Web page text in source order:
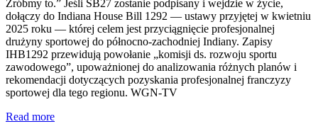
Zróbmy to.” Jeśli SB27 zostanie podpisany i wejdzie w życie,
dołączy do Indiana House Bill 1292 — ustawy przyjętej w kwietniu
2025 roku — której celem jest przyciągnięcie profesjonalnej
drużyny sportowej do północno-zachodniej Indiany. Zapisy
IHB1292 przewidują powołanie „komisji ds. rozwoju sportu
zawodowego”, upoważnionej do analizowania różnych planów i
rekomendacji dotyczących pozyskania profesjonalnej franczyzy
sportowej dla tego regionu. WGN-TV
Read more